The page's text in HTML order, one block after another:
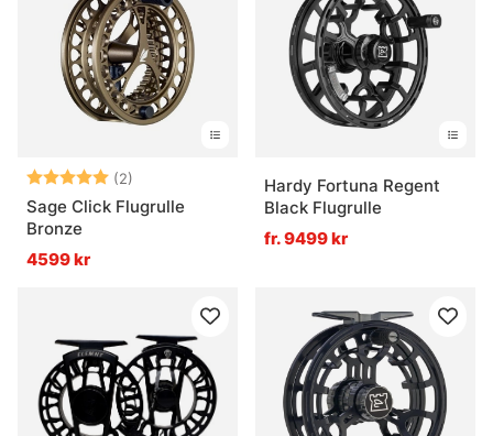
Betyg: (2)
5.0 utav 5 stjärnor
Sage Click Flugrulle
Bronze
4599 kr
Hardy Fortuna Regent
Black Flugrulle
fr. 9499 kr